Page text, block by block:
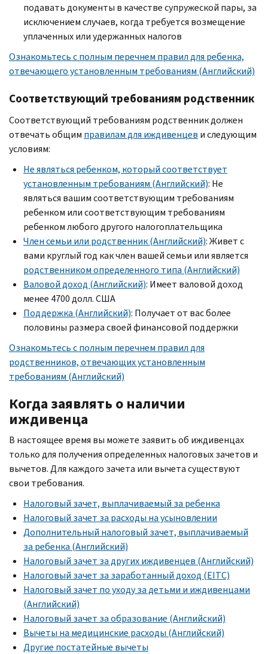
подавать документы в качестве супружеской пары, за
исключением случаев, когда требуется возмещение
уплаченных или удержанных налогов
Ознакомьтесь с полным перечнем правил для ребенка,
отвечающего установленным требованиям (Английский)
Соответствующий требованиям родственник
Соответствующий требованиям родственник должен
отвечать общим правилам для иждивенцев и следующим
условиям:
Не являться ребенком, который соответствует
установленным требованиям (Английский): Не
являться вашим соответствующим требованиям
ребенком или соответствующим требованиям
ребенком любого другого налогоплательщика
Член семьи или родственник (Английский): Живет с
вами круглый год как член вашей семьи или является
родственником определенного типа (Английский)
Валовой доход (Английский): Имеет валовой доход
менее 4700 долл. США
Поддержка (Английский): Получает от вас более
половины размера своей финансовой поддержки
Ознакомьтесь с полным перечнем правил для
родственников, отвечающих установленным
требованиям (Английский)
Когда заявлять о наличии
иждивенца
В настоящее время вы можете заявить об иждивенцах
только для получения определенных налоговых зачетов и
вычетов. Для каждого зачета или вычета существуют
свои требования.
Налоговый зачет, выплачиваемый за ребенка
Налоговый зачет за расходы на усыновлении
Дополнительный налоговый зачет, выплачиваемый
за ребенка (Английский)
Налоговый зачет за других иждивенцев (Английский)
Налоговый зачет за заработанный доход (EITC)
Налоговый зачет по уходу за детьми и иждивенцами
(Английский)
Налоговый зачет за образование (Английский)
Вычеты на медицинские расходы (Английский)
Другие постатейные вычеты